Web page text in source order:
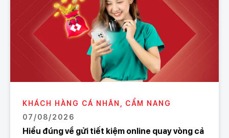
KHÁCH HÀNG CÁ NHÂN, CẨM NANG
07/08/2026
Hiểu đúng về gửi tiết kiệm online quay vòng cả